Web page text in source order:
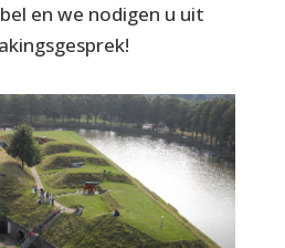
en we nodigen u uit